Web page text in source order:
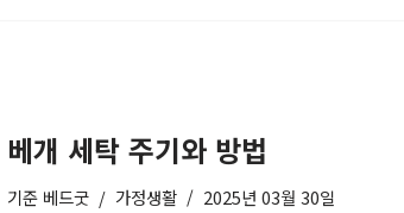
베개 세탁 주기와 방법
기준 베드굿 가정생활 2025년 03월 30일